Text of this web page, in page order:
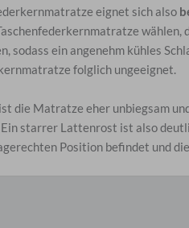
eignet sich also
sodass ein angenehm kühles
folglich ungeeignet.
die Matratze eher unbiegsam
Ein starrer Lattenrost ist also
Position befindet und